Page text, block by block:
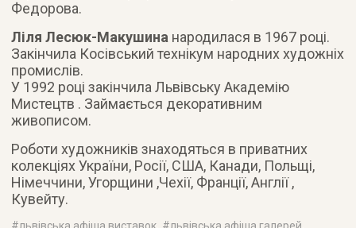
Федорова.
Ліля Лесюк-Макушина народилася в 1967 році.
Закінчила Косівський технікум народних художніх
промислів.
У 1992 році закінчила Львівську Академію
Мистецтв . Займається декоративним
живописом.
Роботи художників знаходяться в приватних
колекціях України, Росії, США, Канади, Польщі,
Німеччини, Угорщини ,Чехії, Франції, Англії ,
Кувейту.
львівська афіша виставок львівська афіша галерей